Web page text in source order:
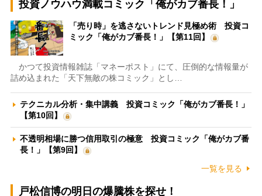
投資ノウハウ満載コミック「俺がカブ番長！」
「売り時」を逃さないトレンド見極め術 投資コ
ミック「俺がカブ番長！」【第11回】
かつて投資情報雑誌「マネーポスト」にて、圧倒的な情報量が
詰め込まれた「天下無敵の株コミック」とし…
テクニカル分析・集中講義 投資コミック「俺がカブ番長！」
【第10回】
不透明相場に勝つ信用取引の極意 投資コミック「俺がカブ番
長！」【第9回】
一覧を見る
戸松信博の明日の爆騰株を探せ！